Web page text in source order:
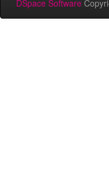
DSpace Software